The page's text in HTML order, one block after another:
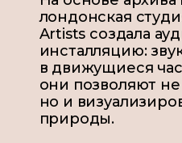
лондонская
Artists создала
инсталляцию:
в движущиеся
они позволяют
но и
природы.